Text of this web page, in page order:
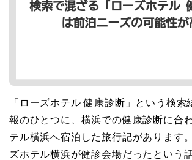
「ローズホテル 健康診断」という検索
報のひとつに、横浜での健康診断に合
テル横浜へ宿泊した旅行記があります
ズホテル横浜が健診会場だったという